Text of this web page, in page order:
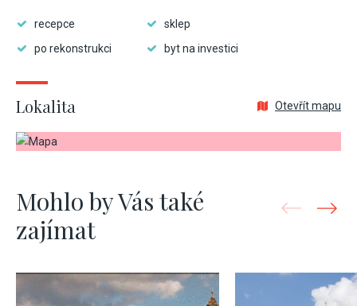
recepce
sklep
po rekonstrukci
byt na investici
Lokalita Otevřít mapu
Mohlo by Vás také
zajímat